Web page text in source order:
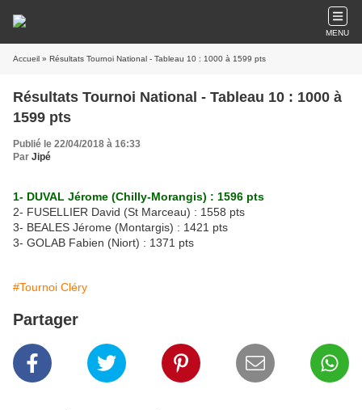
MENU
Accueil » Résultats Tournoi National - Tableau 10 : 1000 à 1599 pts
Résultats Tournoi National - Tableau 10 : 1000 à
1599 pts
Publié le 22/04/2018 à 16:33
Par Jipé
1- DUVAL Jérome (Chilly-Morangis) : 1596 pts
2- FUSELLIER David (St Marceau) : 1558 pts
3- BEALES Jérome (Montargis) : 1421 pts
3- GOLAB Fabien (Niort) : 1371 pts
#Tournoi Cléry
Partager